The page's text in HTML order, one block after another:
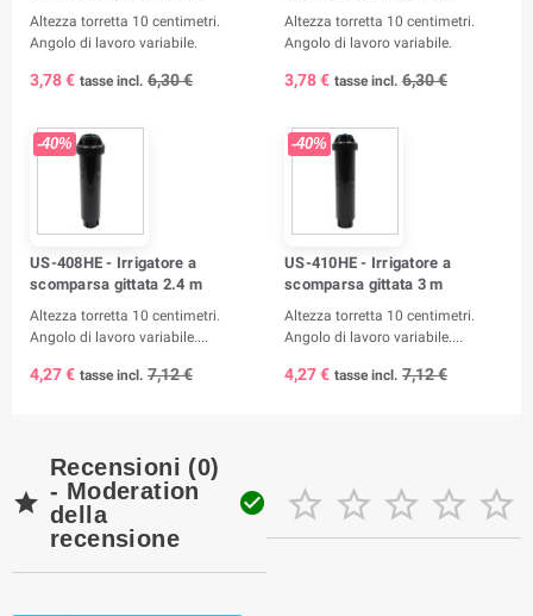
Altezza torretta 10 centimetri.
Angolo di lavoro variabile.
3,78 € tasse incl. 6,30 €
Altezza torretta 10 centimetri.
Angolo di lavoro variabile.
3,78 € tasse incl. 6,30 €
-40%
US-408HE - Irrigatore a
scomparsa gittata 2.4 m
Altezza torretta 10 centimetri.
Angolo di lavoro variabile....
4,27 € tasse incl. 7,12 €
-40%
US-410HE - Irrigatore a
scomparsa gittata 3 m
Altezza torretta 10 centimetri.
Angolo di lavoro variabile....
4,27 € tasse incl. 7,12 €

Recensioni (0)
- Moderation
della
recensione
     